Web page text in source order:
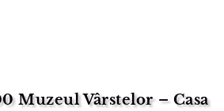
Muzeul Vârstelor – Casa